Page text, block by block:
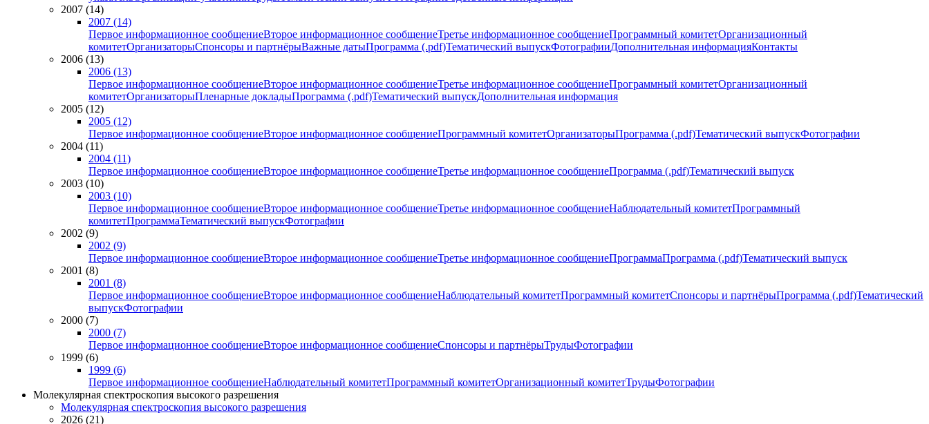
2007 (14)
2007 (14)
Первое информационное сообщениеВторое информационное сообщениеТретье информационное сообщениеПрограммный комитетОрганизационный
комитетОрганизаторыСпонсоры и партнёрыВажные датыПрограмма (.pdf)Тематический выпускФотографииДополнительная информацияКонтакты
2006 (13)
2006 (13)
Первое информационное сообщениеВторое информационное сообщениеТретье информационное сообщениеПрограммный комитетОрганизационный
комитетОрганизаторыПленарные докладыПрограмма (.pdf)Тематический выпускДополнительная информация
2005 (12)
2005 (12)
Первое информационное сообщениеВторое информационное сообщениеПрограммный комитетОрганизаторыПрограмма (.pdf)Тематический выпускФотографии
2004 (11)
2004 (11)
Первое информационное сообщениеВторое информационное сообщениеТретье информационное сообщениеПрограмма (.pdf)Тематический выпуск
2003 (10)
2003 (10)
Первое информационное сообщениеВторое информационное сообщениеТретье информационное сообщениеНаблюдательный комитетПрограммный
комитетПрограммаТематический выпускФотографии
2002 (9)
2002 (9)
Первое информационное сообщениеВторое информационное сообщениеТретье информационное сообщениеПрограммаПрограмма (.pdf)Тематический выпуск
2001 (8)
2001 (8)
Первое информационное сообщениеВторое информационное сообщениеНаблюдательный комитетПрограммный комитетСпонсоры и партнёрыПрограмма (.pdf)Тематический
выпускФотографии
2000 (7)
2000 (7)
Первое информационное сообщениеВторое информационное сообщениеСпонсоры и партнёрыТрудыФотографии
1999 (6)
1999 (6)
Первое информационное сообщениеНаблюдательный комитетПрограммный комитетОрганизационный комитетТрудыФотографии
Молекулярная спектроскопия высокого разрешения
Молекулярная спектроскопия высокого разрешения
2026 (21)